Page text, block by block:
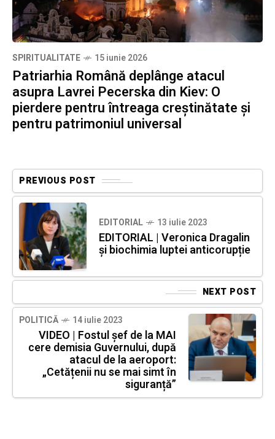
SPIRITUALITATE 15 iunie 2026
Patriarhia Română deplânge atacul
asupra Lavrei Pecerska din Kiev: O
pierdere pentru întreaga creștinătate și
pentru patrimoniul universal
PREVIOUS POST
EDITORIAL 13 iulie 2023
EDITORIAL | Veronica Dragalin
și biochimia luptei anticorupție
NEXT POST
POLITICĂ 14 iulie 2023
VIDEO | Fostul șef de la MAI
cere demisia Guvernului, după
atacul de la aeroport:
„Cetățenii nu se mai simt în
siguranță”